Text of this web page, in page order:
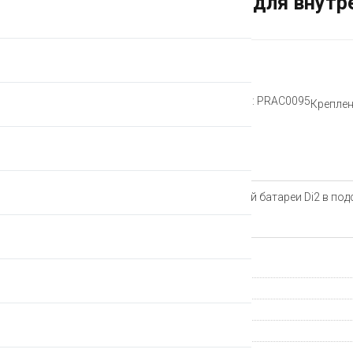
Артикул: PRAC0095
Крепление PRO для внутренней батареи Di2 в
Характеристики